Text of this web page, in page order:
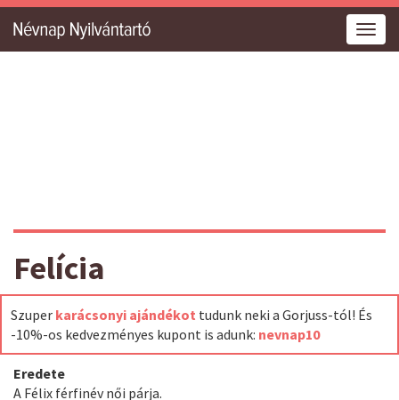
Felícia
Szuper karácsonyi ajándékot tudunk neki a Gorjuss-tól! És
-10%-os kedvezményes kupont is adunk: nevnap10
Eredete
A Félix férfinév női párja.